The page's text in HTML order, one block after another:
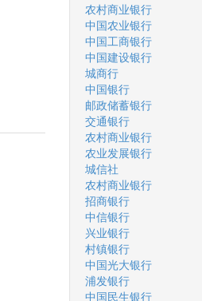
农村商业银行
中国农业银行
中国工商银行
中国建设银行
城商行
中国银行
邮政储蓄银行
交通银行
农村商业银行
农业发展银行
城信社
农村商业银行
招商银行
中信银行
兴业银行
村镇银行
中国光大银行
浦发银行
中国民生银行